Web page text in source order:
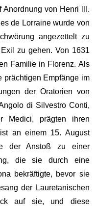
von Henri III.
de Lorraine wurde von
angezettelt zu
zu gehen. Von 1631
Familie in Florenz. Als
prächtigen Empfänge im
der Oratorien von
di Silvestro Conti,
Medici, prägten ihren
an einem 15. August
der Anstoß zu einer
die sie durch eine
bekräftigte, bevor sie
der Lauretanischen
auf sie, und diese